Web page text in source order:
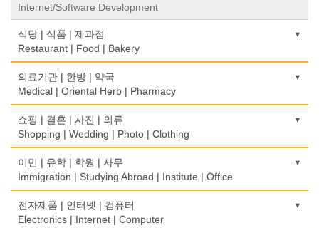
Internet/Software Development
식당 | 식품 | 제과점
Restaurant | Food | Bakery
농장
Farm
떡집/방앗간
Rice Cake
Fish Market
Restaurant
의료기관 | 한방 | 약국
Medical | Oriental Herb | Pharmacy
의사-검안의
Optometrist
보청기
Hearing Aid
Bidet
쇼핑 | 결혼 | 사진 | 의류
Shopping | Wedding | Photo | Clothing
한복집
Korean Costume
유리/거울/액자
Glass/Mirror/Frame
이민 | 유학 | 학원 | 사무
Immigration | Studying Abroad | Institute | Office
이민/유학
Immigration/Studying Abroad
전자제품 | 인터넷 | 컴퓨터
Electronics | Internet | Computer